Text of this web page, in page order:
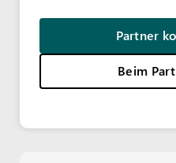
Partner
Beim